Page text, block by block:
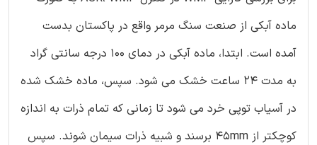
ماده آبکی از صنعت سنگ مرمر واقع در پاکستان بدست
آمده است. ابتدا، ماده آبکی در دمای 100 درجه سانتی گراد
به مدت 24 ساعت خشک می شود. سپس، ماده خشک شده
در آسیاب توپی خرد می شود تا زمانی که تمام ذرات به اندازه
کوچکتر از 45mm برسند و شبیه ذرات سیمان شوند. سپس